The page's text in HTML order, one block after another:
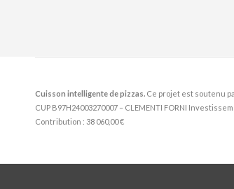
Cuisson intelligente de pizzas. Ce projet est soutenu
CUP B97H24003270007 – CLEMENTI FORNI
Contribution : 38 060,00 €